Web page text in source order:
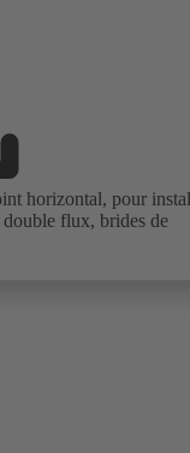
horizontal, pour
flux, brides de